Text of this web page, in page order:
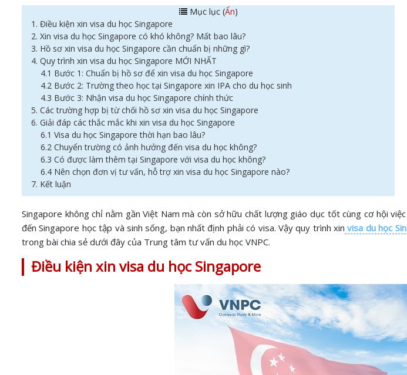
Mục lục (Ẩn)
1. Điều kiện xin visa du học Singapore
2. Xin visa du học Singapore có khó không? Mất bao lâu?
3. Hồ sơ xin visa du học Singapore cần chuẩn bị những gì?
4. Quy trình xin visa du học Singapore MỚI NHẤT
4.1 Bước 1: Chuẩn bị hồ sơ để xin visa du học Singapore
4.2 Bước 2: Trường theo học tại Singapore xin IPA cho du học sinh
4.3 Bước 3: Nhận visa du học Singapore chính thức
5. Các trường hợp bị từ chối hồ sơ xin visa du học Singapore
6. Giải đáp các thắc mắc khi xin visa du học Singapore
6.1 Visa du học Singapore thời hạn bao lâu?
6.2 Chuyển trường có ảnh hưởng đến visa du học không?
6.3 Có được làm thêm tại Singapore với visa du học không?
6.4 Nên chọn đơn vị tư vấn, hỗ trợ xin visa du học Singapore nào?
7. Kết luận
Singapore không chỉ nằm gần Việt Nam mà còn sở hữu chất lượng giáo dục tốt cùng cơ hội
đến Singapore học tập và sinh sống, bạn nhất định phải có visa. Vậy quy trình xin visa du học
trong bài chia sẻ dưới đây của Trung tâm tư vấn du học VNPC.
Điều kiện xin visa du học Singapore